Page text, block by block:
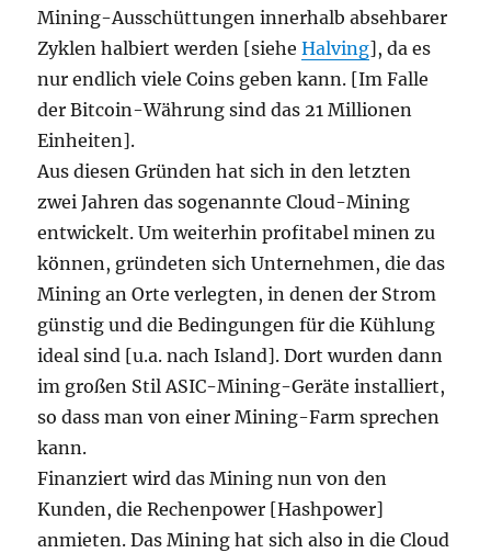
Mining-Ausschüttungen innerhalb absehbarer
Zyklen halbiert werden [sieheHalving], da es
nur endlich viele Coins geben kann. [Im Falle
der Bitcoin-Währung sind das 21 Millionen
Einheiten].
Aus diesen Gründen hat sich in den letzten
zwei Jahren das sogenannte Cloud-Mining
entwickelt. Um weiterhin profitabel minen zu
können, gründeten sich Unternehmen, die das
Mining an Orte verlegten, in denen der Strom
günstig und die Bedingungen für die Kühlung
ideal sind [u.a. nach Island]. Dort wurden dann
im großen Stil ASIC-Mining-Geräte installiert,
so dass man von einer Mining-Farm sprechen
kann.
Finanziert wird das Mining nun von den
Kunden, die Rechenpower [Hashpower]
anmieten. Das Mining hat sich also in die Cloud